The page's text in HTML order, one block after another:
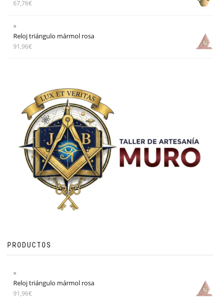
67,76€
Reloj triángulo mármol rosa
91,96€
PRODUCTOS
Reloj triángulo mármol rosa
91,96€